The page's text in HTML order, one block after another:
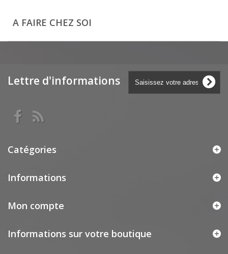
A FAIRE CHEZ SOI
Lettre d'informations
Catégories
Informations
Mon compte
Informations sur votre boutique